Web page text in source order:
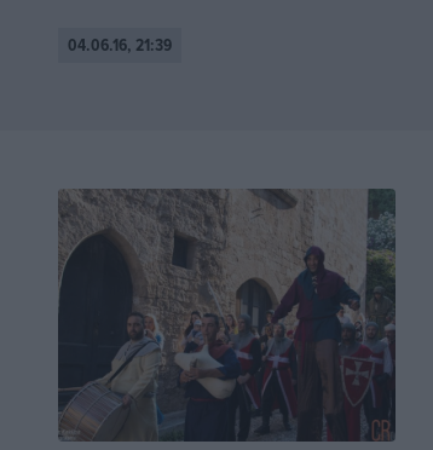
04.06.16, 21:39